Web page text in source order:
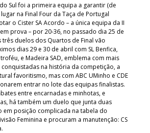
Sul foi a primeira equipa a garantir (de
na Final Four da Taça de Portugal
o Cister SA Acordo – a única equipa da II
prova – por 20-36, no passado dia 25 de
três duelos dos Quartos de Final vão
dias 29 e 30 de abril com SL Benfica,
e Madeira SAD, emblema com mais
conquistadas na história da competição, a
favoritismo, mas com ABC UMinho e CDE
entrar no lote das equipas finalistas.
entre encarnadas e minhotas, e
há também um duelo que junta duas
em posição complicada na tabela do
Feminina e procuram a manutenção: CS